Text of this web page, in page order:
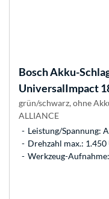
BoschAkku-
UniversalImpact
grün/schwarz, ohne
ALLIANCE
Leistung/Spannung:
Drehzahl max.: 1.450
Werkzeug-